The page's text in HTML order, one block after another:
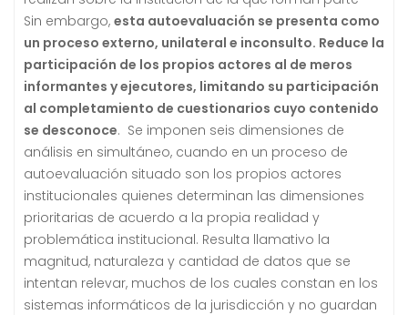
Sin embargo, esta autoevaluación se presenta como
un proceso externo, unilateral e inconsulto. Reduce la
participación de los propios actores al de meros
informantes y ejecutores, limitando su participación
al completamiento de cuestionarios cuyo contenido
se desconoce. Se imponen seis dimensiones de
análisis en simultáneo, cuando en un proceso de
autoevaluación situado son los propios actores
institucionales quienes determinan las dimensiones
prioritarias de acuerdo a la propia realidad y
problemática institucional. Resulta llamativo la
magnitud, naturaleza y cantidad de datos que se
intentan relevar, muchos de los cuales constan en los
sistemas informáticos de la jurisdicción y no guardan